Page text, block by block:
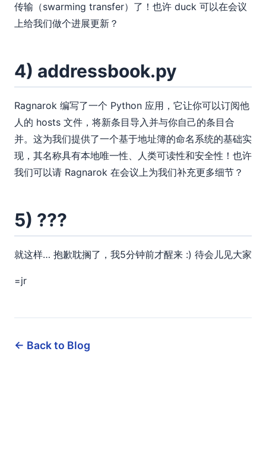
传输（swarming transfer）了！也许 duck 可以在会议
上给我们做个进展更新？
4) addressbook.py
Ragnarok 编写了一个 Python 应用，它让你可以订阅他
人的 hosts 文件，将新条目导入并与你自己的条目合
并。这为我们提供了一个基于地址簿的命名系统的基础实
现，其名称具有本地唯一性、人类可读性和安全性！也许
我们可以请 Ragnarok 在会议上为我们补充更多细节？
5) ???
就这样… 抱歉耽搁了，我5分钟前才醒来 :) 待会儿见大家
=jr
← Back to Blog